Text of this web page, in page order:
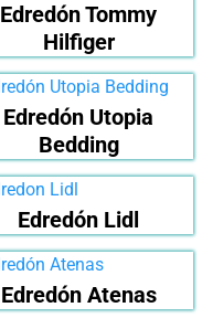
Edredón Tommy
Hilfiger
Edredón Utopia
Bedding
Edredón Lidl
Edredón Atenas